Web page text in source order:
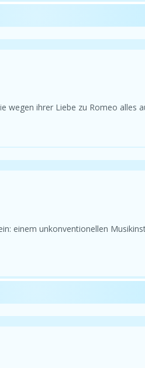
wegen ihrer Liebe zu Romeo alles
einem unkonventionellen